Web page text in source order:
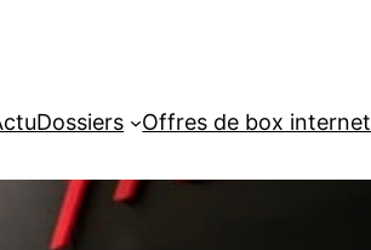
Dossiers Offres de box internet